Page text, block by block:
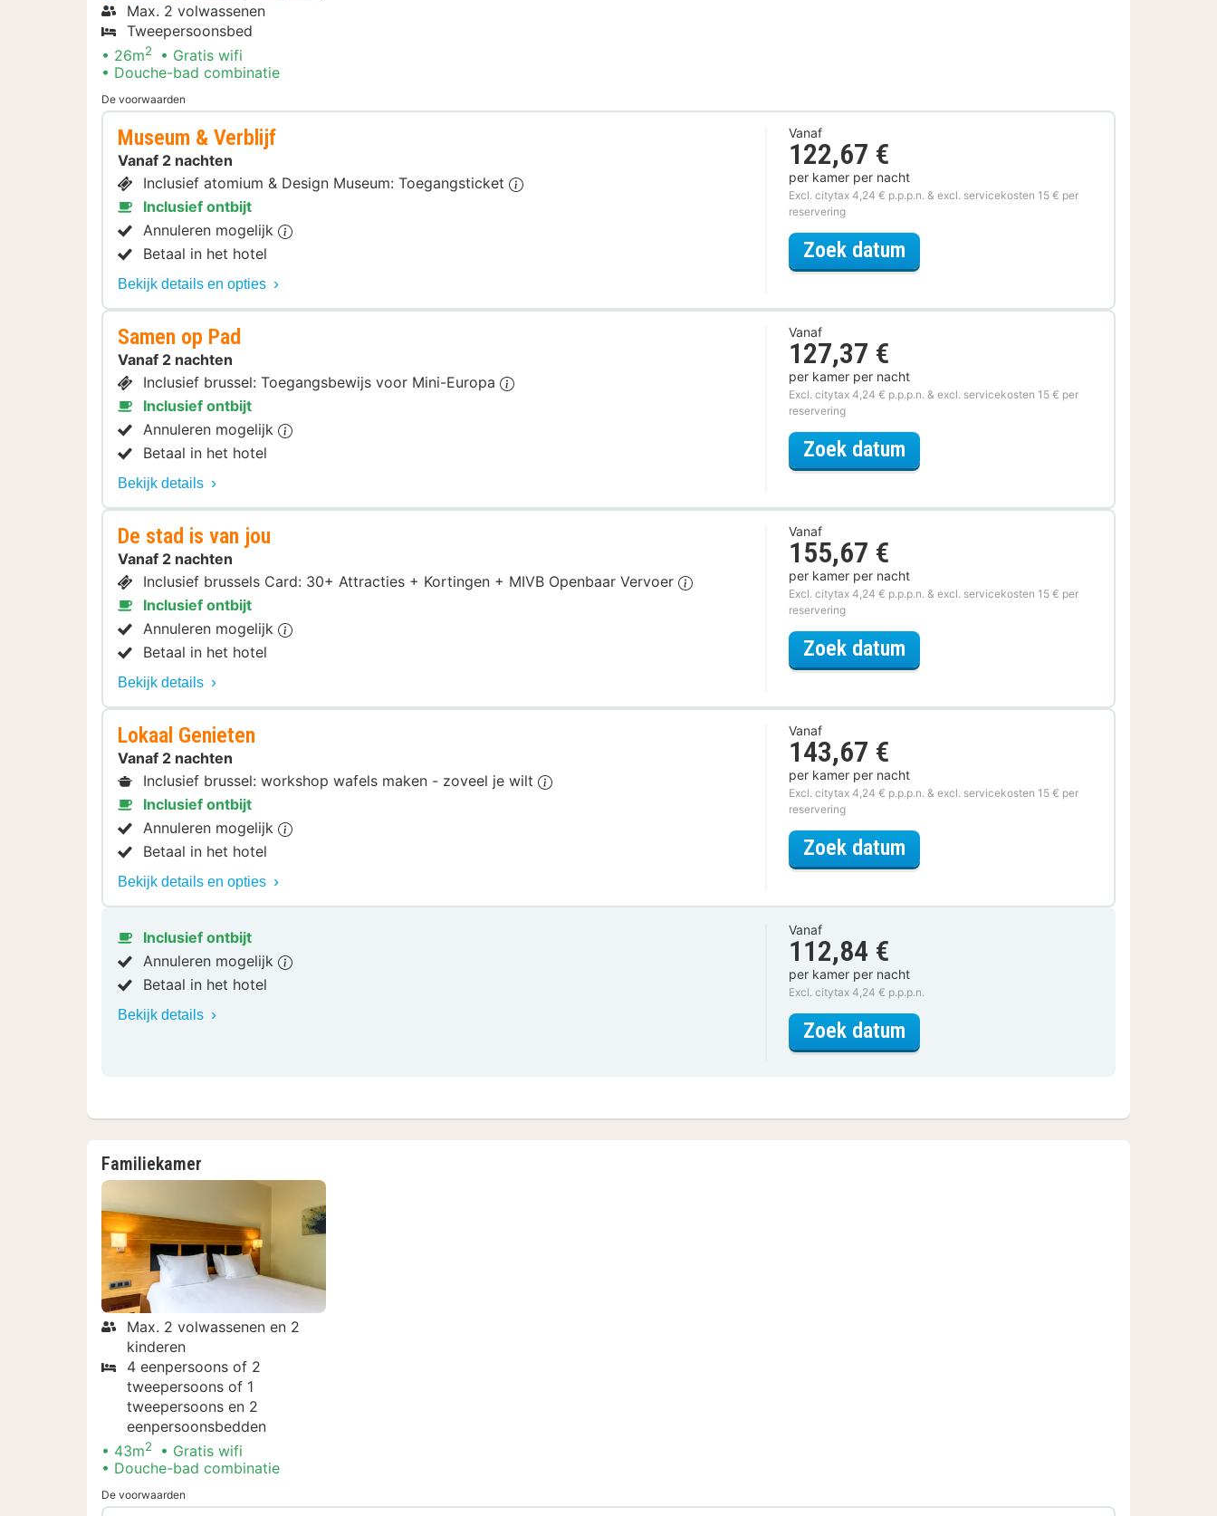
Max. 2 volwassenen
Tweepersoonsbed
26m2
Gratis wifi
Douche-bad combinatie
De voorwaarden
Museum & Verblijf
Vanaf 2 nachten
Inclusief atomium & Design Museum: Toegangsticket
Inclusief ontbijt
Annuleren mogelijk
Betaal in het hotel
Bekijk details en opties
Vanaf
122,67 €
per kamer per nacht
Excl. citytax 4,24 € p.p.p.n. & excl. servicekosten 15 € per
reservering
Zoek datum
Samen op Pad
Vanaf 2 nachten
Inclusief brussel: Toegangsbewijs voor Mini-Europa
Inclusief ontbijt
Annuleren mogelijk
Betaal in het hotel
Bekijk details
Vanaf
127,37 €
per kamer per nacht
Excl. citytax 4,24 € p.p.p.n. & excl. servicekosten 15 € per
reservering
Zoek datum
De stad is van jou
Vanaf 2 nachten
Inclusief brussels Card: 30+ Attracties + Kortingen + MIVB Openbaar Vervoer
Inclusief ontbijt
Annuleren mogelijk
Betaal in het hotel
Bekijk details
Vanaf
155,67 €
per kamer per nacht
Excl. citytax 4,24 € p.p.p.n. & excl. servicekosten 15 € per
reservering
Zoek datum
Lokaal Genieten
Vanaf 2 nachten
Inclusief brussel: workshop wafels maken - zoveel je wilt
Inclusief ontbijt
Annuleren mogelijk
Betaal in het hotel
Bekijk details en opties
Vanaf
143,67 €
per kamer per nacht
Excl. citytax 4,24 € p.p.p.n. & excl. servicekosten 15 € per
reservering
Zoek datum
Inclusief ontbijt
Annuleren mogelijk
Betaal in het hotel
Bekijk details
Vanaf
112,84 €
per kamer per nacht
Excl. citytax 4,24 € p.p.p.n.
Zoek datum
Familiekamer
Max. 2 volwassenen en 2
kinderen
4 eenpersoons of 2
tweepersoons of 1
tweepersoons en 2
eenpersoonsbedden
43m2
Gratis wifi
Douche-bad combinatie
De voorwaarden